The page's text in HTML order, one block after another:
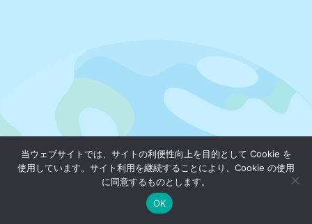
当ウェブサイトでは、サイトの利便性向上を目的として Cookie を
使用しています。サイト利用を継続することにより、Cookie の使用
に同意するものとします。
OK